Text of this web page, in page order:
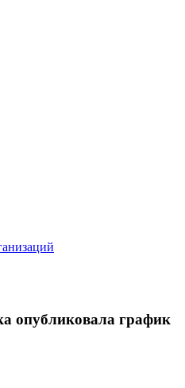
опубликовала график